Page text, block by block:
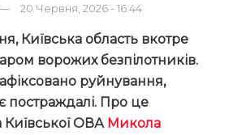
20 Червня, 2026 - 16:44
Київська область вкотре
ворожих безпілотників.
руйнування,
постраждалі. Про це
Київської ОВА Микола